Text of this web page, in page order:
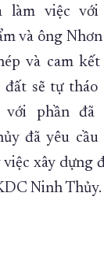
làm việc
và ông
và cam
đất sẽ tự tháo
phần đã
đã yêu
xây dựng
Ninh Thủy.